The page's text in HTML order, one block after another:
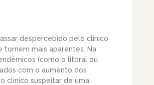
despercebido pelo clinico
tornem mais aparentes. Na
(como o litoral ou
com o aumento dos
clinico suspeitar de uma